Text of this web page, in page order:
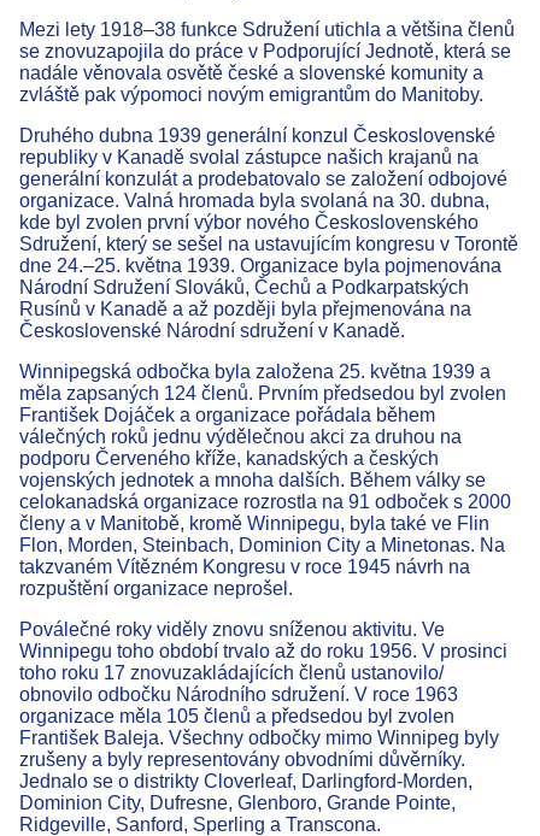
Mezi lety 1918–38 funkce Sdružení utichla a většina členů
se znovuzapojila do práce v Podporující Jednotě, která se
nadále věnovala osvětě české a slovenské komunity a
zvláště pak výpomoci novým emigrantům do Manitoby.
Druhého dubna 1939 generální konzul Československé
republiky v Kanadě svolal zástupce našich krajanů na
generální konzulát a prodebatovalo se založení odbojové
organizace. Valná hromada byla svolaná na 30. dubna,
kde byl zvolen první výbor nového Československého
Sdružení, který se sešel na ustavujícím kongresu v Torontě
dne 24.–25. května 1939. Organizace byla pojmenována
Národní Sdružení Slováků, Čechů a Podkarpatských
Rusínů v Kanadě a až později byla přejmenována na
Československé Národní sdružení v Kanadě.
Winnipegská odbočka byla založena 25. května 1939 a
měla zapsaných 124 členů. Prvním předsedou byl zvolen
František Dojáček a organizace pořádala během
válečných roků jednu výdělečnou akci za druhou na
podporu Červeného kříže, kanadských a českých
vojenských jednotek a mnoha dalších. Během války se
celokanadská organizace rozrostla na 91 odboček s 2000
členy a v Manitobě, kromě Winnipegu, byla také ve Flin
Flon, Morden, Steinbach, Dominion City a Minetonas. Na
takzvaném Vítězném Kongresu v roce 1945 návrh na
rozpuštění organizace neprošel.
Poválečné roky viděly znovu sníženou aktivitu. Ve
Winnipegu toho období trvalo až do roku 1956. V prosinci
toho roku 17 znovuzakládajících členů ustanovilo/
obnovilo odbočku Národního sdružení. V roce 1963
organizace měla 105 členů a předsedou byl zvolen
František Baleja. Všechny odbočky mimo Winnipeg byly
zrušeny a byly representovány obvodními důvěrníky.
Jednalo se o distrikty Cloverleaf, Darlingford-Morden,
Dominion City, Dufresne, Glenboro, Grande Pointe,
Ridgeville, Sanford, Sperling a Transcona.